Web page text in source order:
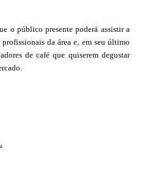
o público presente poderá assistir a
da área e, em seu último
de café que quiserem degustar